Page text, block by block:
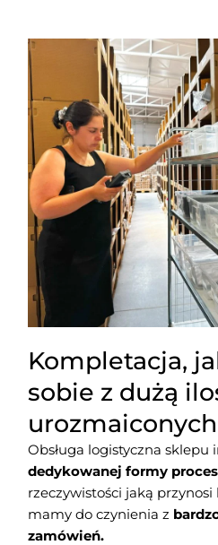
Kompletacja,
sobie z dużą
Obsługa logistyczna
dedykowanej formy
rzeczywistości jaką
mamy do czynienia z
zamówień.